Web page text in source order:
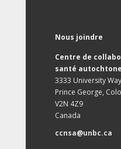
Nous joindre
Centre de
santé autochtone
3333 University Way
Prince George,
V2N 4Z9
Canada
ccnsa@unbc.ca